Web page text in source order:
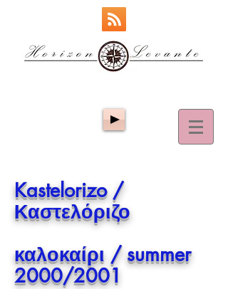
Kastelorizo /
Καστελόριζο
καλοκαίρι / summer
2000/2001